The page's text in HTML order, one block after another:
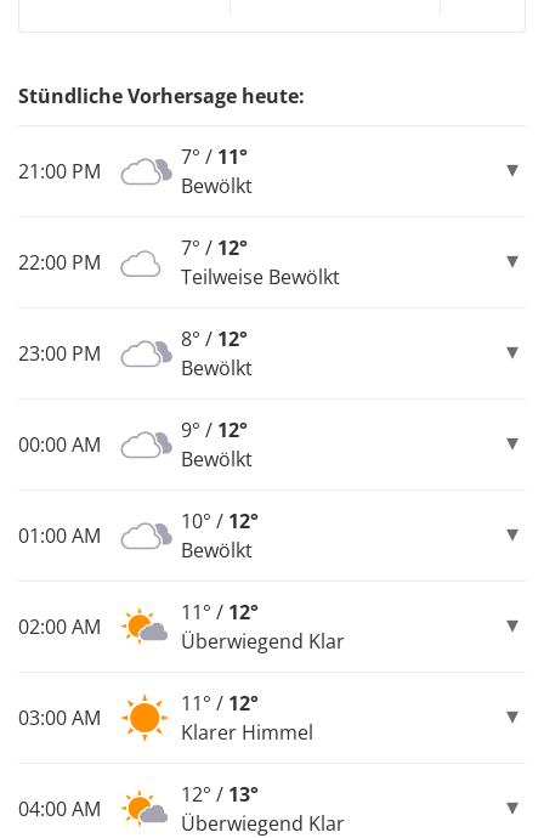
Stündliche Vorhersage heute:
21:00 PM
7° / 11°
Bewölkt
22:00 PM
7° / 12°
Teilweise Bewölkt
23:00 PM
8° / 12°
Bewölkt
00:00 AM
9° / 12°
Bewölkt
01:00 AM
10° / 12°
Bewölkt
02:00 AM
11° / 12°
Überwiegend Klar
03:00 AM
11° / 12°
Klarer Himmel
04:00 AM
12° / 13°
Überwiegend Klar